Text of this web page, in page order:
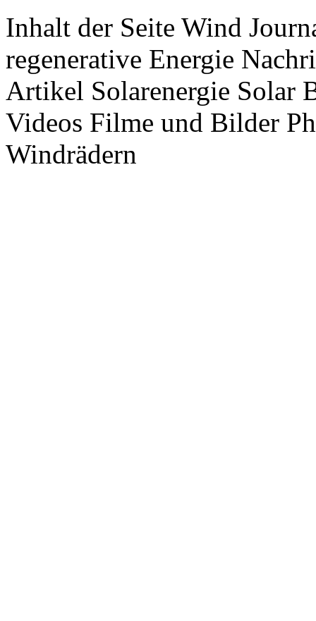
Inhalt der Seite Wind
regenerative Energie
Artikel Solarenergie Solar
Videos Filme und Bilder
Windrädern